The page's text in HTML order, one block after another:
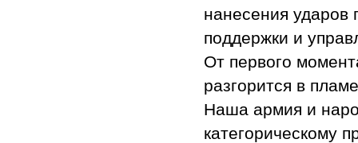
нанесения ударов
поддержки и
От первого
разгорится в
Наша армия и
категорическому